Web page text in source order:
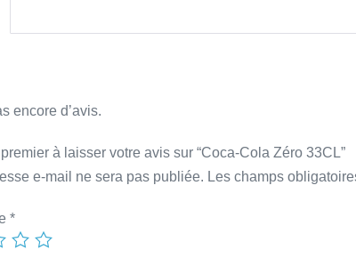
encore d’avis.
à laisser votre avis sur “Coca-Cola Zéro 33CL”
e-mail ne sera pas publiée. Les champs
*